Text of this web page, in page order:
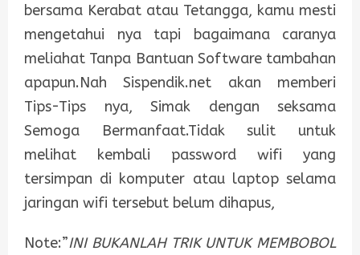
bersama Kerabat atau Tetangga, kamu mesti
mengetahui nya tapi bagaimana caranya
meliahat Tanpa Bantuan Software tambahan
apapun.Nah Sispendik.net akan memberi
Tips-Tips nya, Simak dengan seksama
Semoga Bermanfaat.Tidak sulit untuk
melihat kembali password wifi yang
tersimpan di komputer atau laptop selama
jaringan wifi tersebut belum dihapus,
Note:”INI BUKANLAH TRIK UNTUK MEMBOBOL